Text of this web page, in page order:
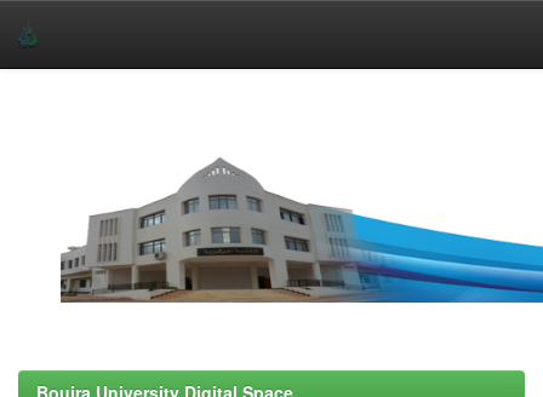
Bouira University Digital Space